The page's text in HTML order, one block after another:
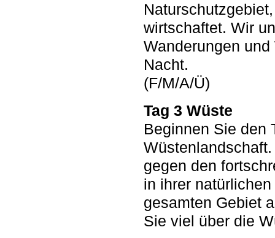
wirtschaftet. Wir
Wanderungen
Nacht.
(F/M/A/Ü)
Tag 3 Wüste
Beginnen Sie den
gegen den
in ihrer
gesamten Gebiet
Sie viel über die